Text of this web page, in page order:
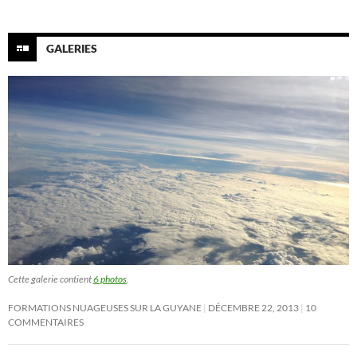
GALERIES
Cette galerie contient6 photos.
FORMATIONS NUAGEUSES SUR LA GUYANE DÉCEMBRE 22, 2013 10
COMMENTAIRES